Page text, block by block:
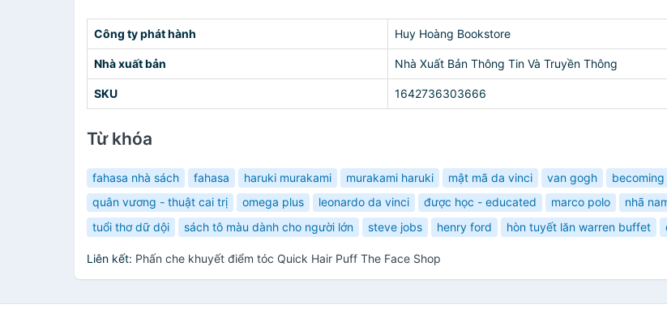
Công ty phát hành Huy Hoàng Bookstore
Nhà xuất bản Nhà Xuất Bản Thông Tin Và Truyền Thông
SKU 1642736303666
Từ khóa
fahasa nhà sách fahasa haruki murakami murakami haruki mật mã da vinci van gogh becoming
quân vương - thuật cai trị
omega plus leonardo da vinci được học - educated marco polo nhã
tuổi thơ dữ dội
sách tô màu dành cho người lớn steve jobs henry ford hòn tuyết lăn warren buffet
Liên kết: Phấn che khuyết điểm tóc Quick Hair Puff The Face Shop